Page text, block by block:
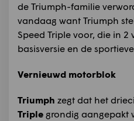
de Triumph-familie
vandaag want Triumph
Speed Triple voor, die in 2
basisversie en de
Vernieuwd motorblok
Triumph zegt dat het
Triple grondig aangepakt